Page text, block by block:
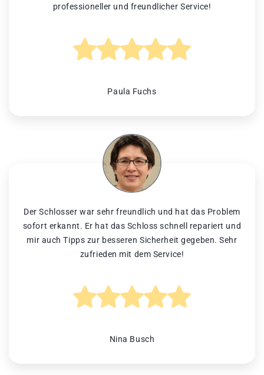
professioneller und freundlicher Service!
Paula Fuchs
Der Schlosser war sehr freundlich und hat das Problem
sofort erkannt. Er hat das Schloss schnell repariert und
mir auch Tipps zur besseren Sicherheit gegeben. Sehr
zufrieden mit dem Service!
Nina Busch